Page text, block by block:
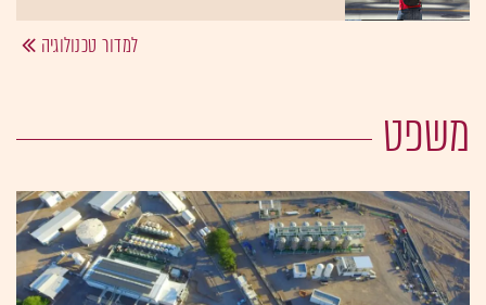
למדור טכנולוגיה
משפט